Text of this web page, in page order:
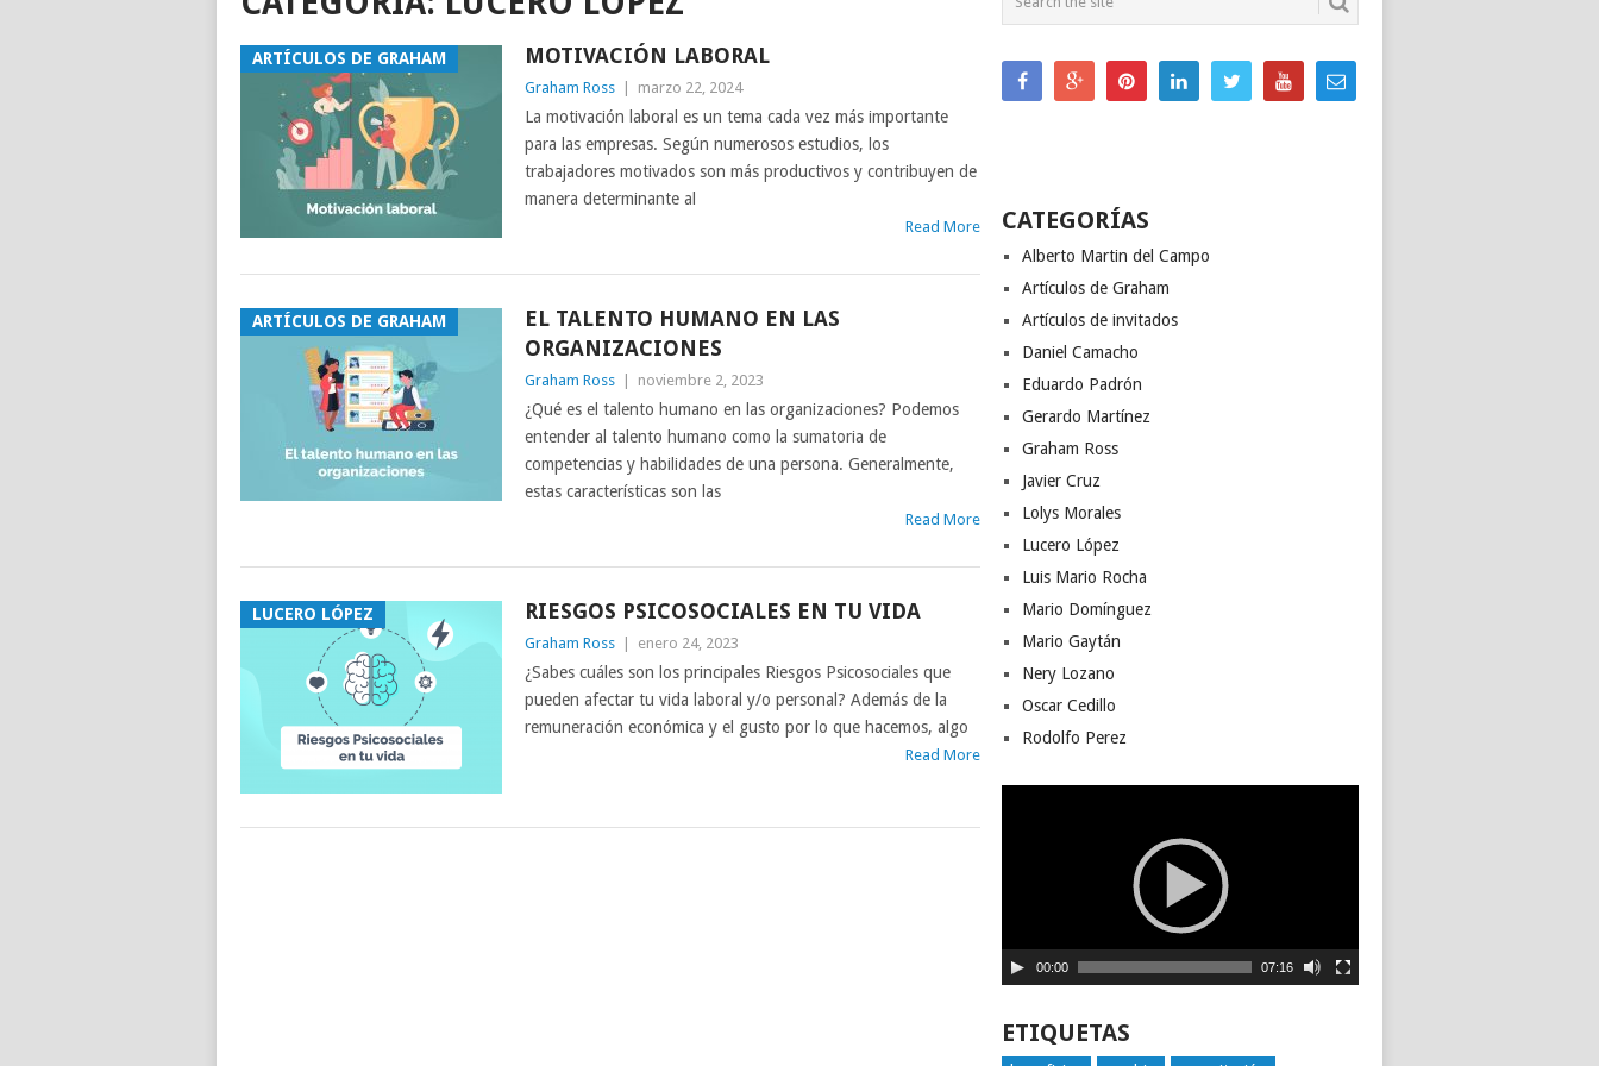
ARTÍCULOS DE GRAHAM MOTIVACIÓN LABORAL
Graham Ross marzo 22, 2024
La motivación laboral es un tema cada vez más importante
para las empresas. Según numerosos estudios, los
trabajadores motivados son más productivos y contribuyen de
manera determinante al
Read More
ARTÍCULOS DE GRAHAM
EL TALENTO HUMANO EN LAS
ORGANIZACIONES
Graham Ross noviembre 2, 2023
¿Qué es el talento humano en las organizaciones? Podemos
entender al talento humano como la sumatoria de
competencias y habilidades de una persona. Generalmente,
estas características son las
Read More
LUCERO LÓPEZ RIESGOS PSICOSOCIALES EN TU VIDA
Graham Ross enero 24, 2023
¿Sabes cuáles son los principales Riesgos Psicosociales que
pueden afectar tu vida laboral y/o personal? Además de la
remuneración económica y el gusto por lo que hacemos, algo
Read More
CATEGORÍAS
Alberto Martin del Campo
Artículos de Graham
Artículos de invitados
Daniel Camacho
Eduardo Padrón
Gerardo Martínez
Graham Ross
Javier Cruz
Lolys Morales
Lucero López
Luis Mario Rocha
Mario Domínguez
Mario Gaytán
Nery Lozano
Oscar Cedillo
Rodolfo Perez
00:00 07:16
ETIQUETAS